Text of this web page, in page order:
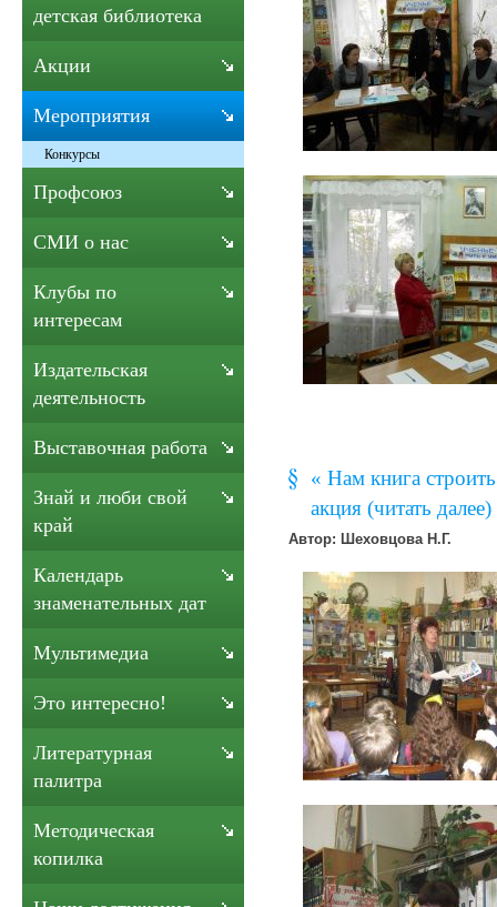
« Нам книга
акция (читать далее)
Автор: Шеховцова Н.Г.
детская библиотека
Акции
Мероприятия
Конкурсы
Профсоюз
СМИ о нас
Клубы по
интересам
Издательская
деятельность
Выставочная работа
Знай и люби свой
край
Календарь
знаменательных дат
Мультимедиа
Это интересно!
Литературная
палитра
Методическая
копилка